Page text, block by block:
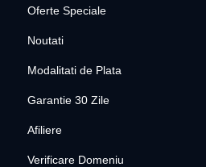
Oferte Speciale
Noutati
Modalitati de Plata
Garantie 30 Zile
Afiliere
Verificare Domeniu